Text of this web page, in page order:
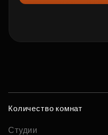
Количество комнат
Студии